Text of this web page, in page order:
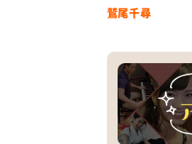
鷲尾千尋